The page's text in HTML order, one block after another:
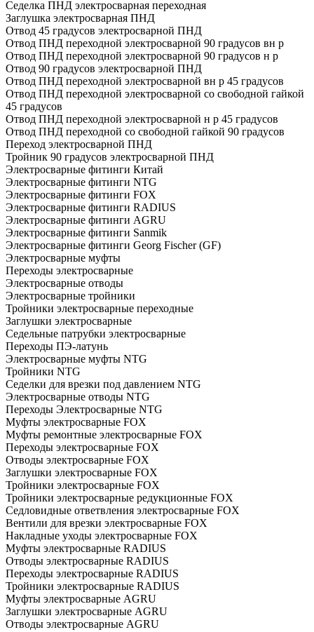
Седелка ПНД электросварная переходная
Заглушка электросварная ПНД
Отвод 45 градусов электросварной ПНД
Отвод ПНД переходной электросварной 90 градусов вн р
Отвод ПНД переходной электросварной 90 градусов н р
Отвод 90 градусов электросварной ПНД
Отвод ПНД переходной электросварной вн р 45 градусов
Отвод ПНД переходной электросварной со свободной гайкой
45 градусов
Отвод ПНД переходной электросварной н р 45 градусов
Отвод ПНД переходной со свободной гайкой 90 градусов
Переход электросварной ПНД
Тройник 90 градусов электросварной ПНД
Электросварные фитинги Китай
Электросварные фитинги NTG
Электросварные фитинги FOX
Электросварные фитинги RADIUS
Электросварные фитинги AGRU
Электросварные фитинги Sanmik
Электросварные фитинги Georg Fischer (GF)
Электросварные муфты
Переходы электросварные
Электросварные отводы
Электросварные тройники
Тройники электросварные переходные
Заглушки электросварные
Седельные патрубки электросварные
Переходы ПЭ-латунь
Электросварные муфты NTG
Тройники NTG
Седелки для врезки под давлением NTG
Электросварные отводы NTG
Переходы Электросварные NTG
Муфты электросварные FOX
Муфты ремонтные электросварные FOX
Переходы электросварные FOX
Отводы электросварные FOX
Заглушки электросварные FOX
Тройники электросварные FOX
Тройники электросварные редукционные FOX
Седловидные ответвления электросварные FOX
Вентили для врезки электросварные FOX
Накладные уходы электросварные FOX
Муфты электросварные RADIUS
Отводы электросварные RADIUS
Переходы электросварные RADIUS
Тройники электросварные RADIUS
Муфты электросварные AGRU
Заглушки электросварные AGRU
Отводы электросварные AGRU